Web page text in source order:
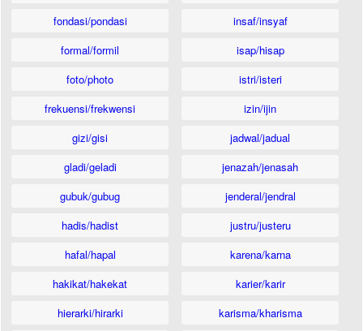
fondasi/pondasi
formal/formil
foto/photo
frekuensi/frekwensi
gizi/gisi
gladi/geladi
gubuk/gubug
hadis/hadist
hafal/hapal
hakikat/hakekat
hierarki/hirarki
insaf/insyaf
isap/hisap
istri/isteri
izin/ijin
jadwal/jadual
jenazah/jenasah
jenderal/jendral
justru/justeru
karena/karna
karier/karir
karisma/kharisma